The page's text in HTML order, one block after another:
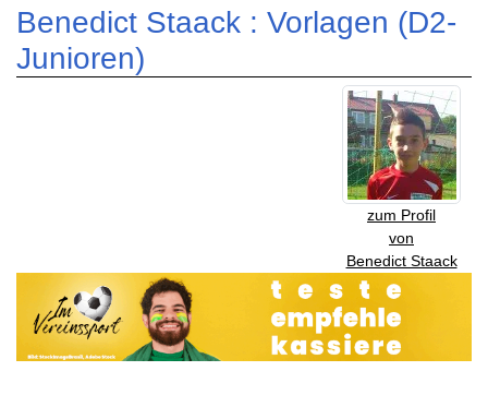
Benedict Staack : Vorlagen (D2-
Junioren)
zum Profil
von
Benedict Staack